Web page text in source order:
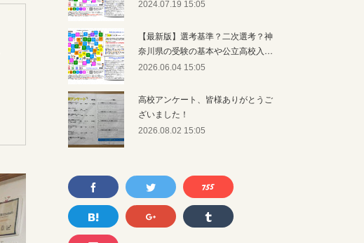
2024.07.19 15:05
【最新版】選考基準？二次選考？神
奈川県の受験の基本や公立高校入…
2026.06.04 15:05
高校アンケート、皆様ありがとうご
ざいました！
2026.08.02 15:05